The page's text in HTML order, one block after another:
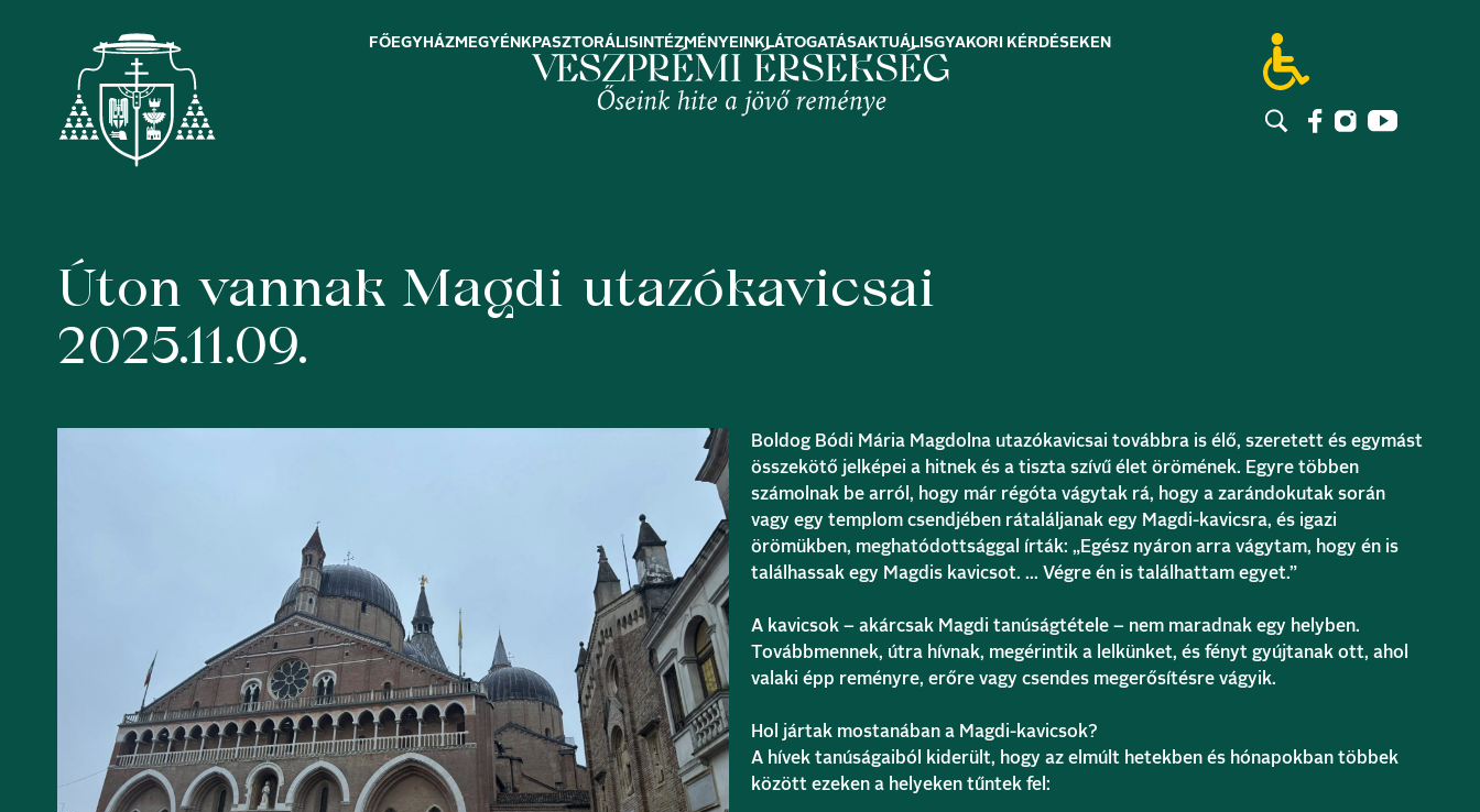
FŐEGYHÁZMEGYÉNK PASZTORÁLIS INTÉZMÉNYEINK LÁTOGATÁSAKTUÁLISGYAKORI KÉRDÉSEK EN
Úton vannak Magdi utazókavicsai
2025.11.09.
Boldog Bódi Mária Magdolna utazókavicsai továbbra is élő, szeretett és egymást
összekötő jelképei a hitnek és a tiszta szívű élet örömének. Egyre többen
számolnak be arról, hogy már régóta vágytak rá, hogy a zarándokutak során
vagy egy templom csendjében rátaláljanak egy Magdi-kavicsra, és igazi
örömükben, meghatódottsággal írták: „Egész nyáron arra vágytam, hogy én is
találhassak egy Magdis kavicsot. … Végre én is találhattam egyet.”
A kavicsok – akárcsak Magdi tanúságtétele – nem maradnak egy helyben.
Továbbmennek, útra hívnak, megérintik a lelkünket, és fényt gyújtanak ott, ahol
valaki épp reményre, erőre vagy csendes megerősítésre vágyik.
Hol jártak mostanában a Magdi-kavicsok?
A hívek tanúságaiból kiderült, hogy az elmúlt hetekben és hónapokban többek
között ezeken a helyeken tűntek fel: